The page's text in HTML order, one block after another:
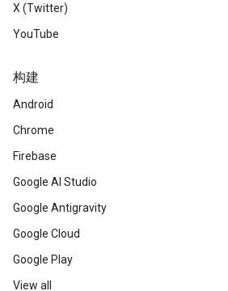
X (Twitter)
YouTube
构建
Android
Chrome
Firebase
Google AI Studio
Google Antigravity
Google Cloud
Google Play
View all